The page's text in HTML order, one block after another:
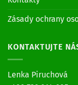
Zásady ochrany
KONTAKTUJTE
Lenka Piruchová